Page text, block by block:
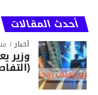
أحدث المقالات
أخبار
وزير